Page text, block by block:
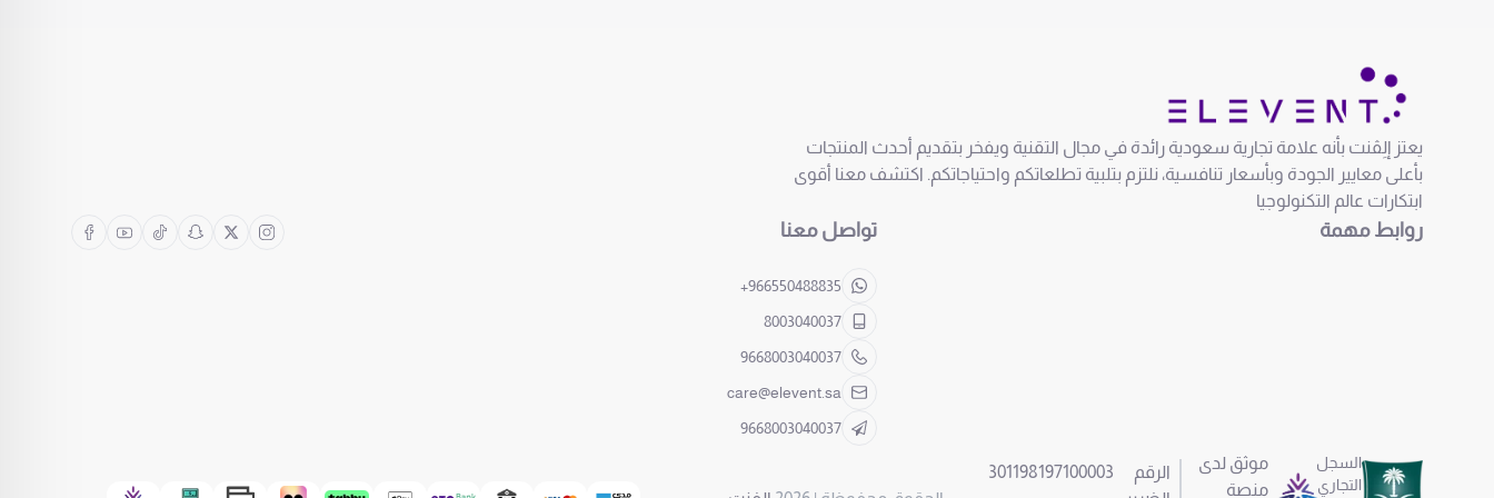
يعتز إلِڤنت بأنه علامة تجارية سعودية رائدة في مجال التقنية ويفخر بتقديم أحدث المنتجات
بأعلى معايير الجودة وبأسعار تنافسية، نلتزم بتلبية تطلعاتكم واحتياجاتكم. اكتشف معنا أقوى
ابتكارات عالم التكنولوجيا
روابط مهمة تواصل معنا
+966550488835
8003040037
9668003040037
care@elevent.sa
9668003040037
السجل
التجاري
موثق لدى
منصة
الرقم
301198197100003